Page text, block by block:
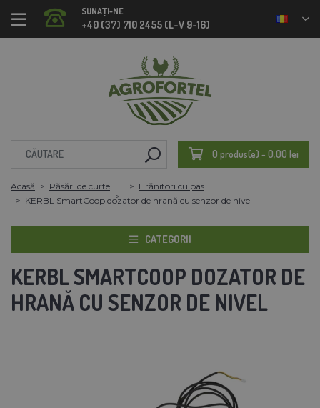
SUNAȚI-NE
+40 (37) 710 2455 (L-V 9-16)
0 produs(e) - 0,00 lei
Acasă Păsări de curte
Hrănitori cu pas
KERBL SmartCoop dozator de hrană cu senzor de nivel
CATEGORII
KERBL SMARTCOOP DOZATOR DE
HRANĂ CU SENZOR DE NIVEL